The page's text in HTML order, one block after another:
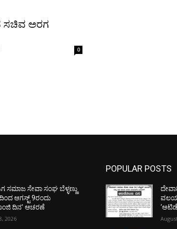
ಸಚಿವ ಅರಗ
0
ಸಮಾಜ ಸೇವಾ ಸಂಘ ಬೆಳ್ಳಣ್ಣು
ಆಗಸ್ಟ್ 9ರಂದು
ದಿನ’ ಆಚರಣೆ
2026
POPULAR POSTS